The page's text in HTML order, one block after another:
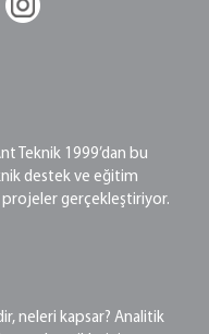
Teknik 1999’dan bu
destek ve eğitim
gerçekleştiriyor.
neleri kapsar? Analitik